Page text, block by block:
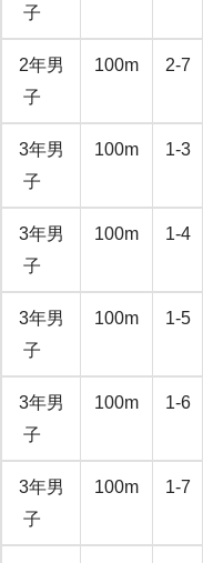
子
2年男
子
100m 2-7
3年男
子
100m 1-3
3年男
子
100m 1-4
3年男
子
100m 1-5
3年男
子
100m 1-6
3年男
子
100m 1-7